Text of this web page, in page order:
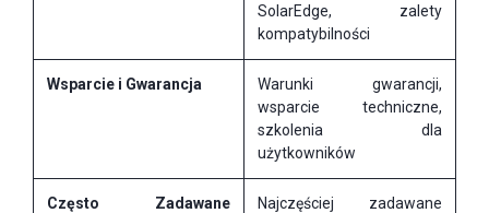
SolarEdge, zalety
kompatybilności
Wsparcie i Gwarancja
Warunki gwarancji,
wsparcie techniczne,
szkolenia dla
użytkowników
Często Zadawane
Najczęściej zadawane